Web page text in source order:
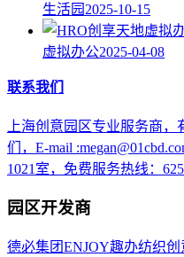
生活园 2025-10-15
虚拟办公2025-04-08
联系我们
上海创意园区专业服务商
们，E-mail
1021室，免费服务热线：
园区开发商
德必集团ENJOY趣办纺织创